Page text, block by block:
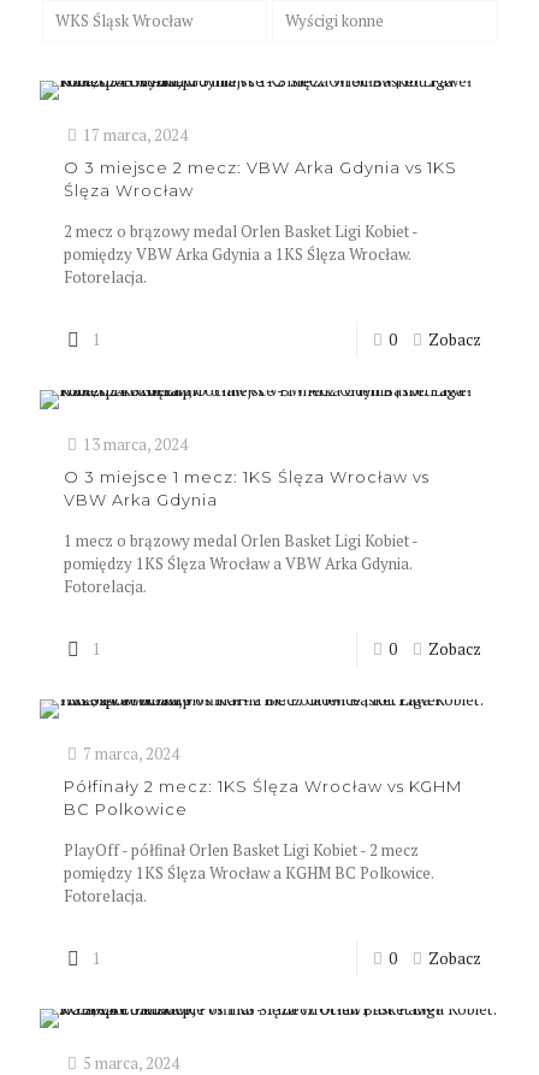
WKS Śląsk Wrocław Wyścigi konne
17 marca, 2024
O 3 miejsce 2 mecz: VBW Arka Gdynia vs 1KS
Ślęza Wrocław
2 mecz o brązowy medal Orlen Basket Ligi Kobiet -
pomiędzy VBW Arka Gdynia a 1KS Ślęza Wrocław.
Fotorelacja.
1 0 Zobacz
13 marca, 2024
O 3 miejsce 1 mecz: 1KS Ślęza Wrocław vs
VBW Arka Gdynia
1 mecz o brązowy medal Orlen Basket Ligi Kobiet -
pomiędzy 1KS Ślęza Wrocław a VBW Arka Gdynia.
Fotorelacja.
1 0 Zobacz
7 marca, 2024
Półfinały 2 mecz: 1KS Ślęza Wrocław vs KGHM
BC Polkowice
PlayOff - półfinał Orlen Basket Ligi Kobiet - 2 mecz
pomiędzy 1KS Ślęza Wrocław a KGHM BC Polkowice.
Fotorelacja.
1 0 Zobacz
5 marca, 2024